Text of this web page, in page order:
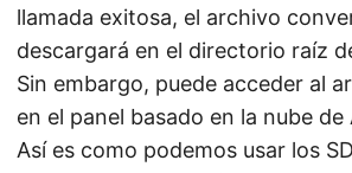
llamada exitosa, el archivo
descargará en el directorio raíz
Sin embargo, puede acceder al
en el panel basado en la nube de
Así es como podemos usar los